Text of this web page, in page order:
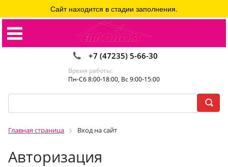
+7 (47235) 5-66-30
Время работы:
Пн-Сб 8:00-18:00, Вс 9:00-15:00
Главная страница Вход на сайт
Авторизация
Сайт находится в стадии заполнения.